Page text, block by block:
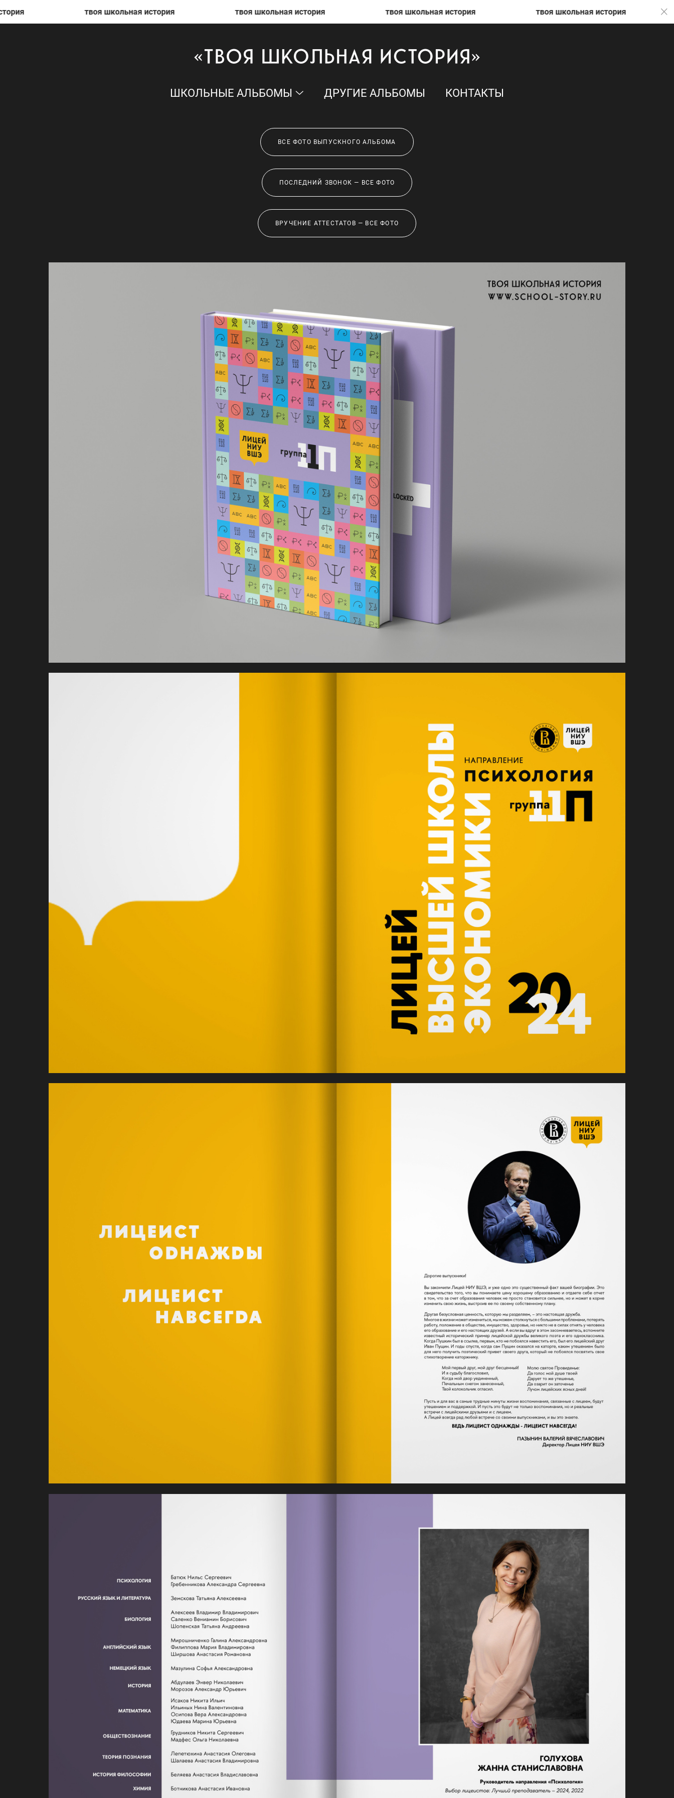
ШКОЛЬНЫЕ АЛЬБОМЫ ДРУГИЕ АЛЬБОМЫ КОНТАКТЫ
ВСЕ ФОТО ВЫПУСКНОГО АЛЬБОМА
ПОСЛЕДНИЙ ЗВОНОК — ВСЕ ФОТО
ВРУЧЕНИЕ АТТЕСТАТОВ — ВСЕ ФОТО
твоя школьная история твоя школьная история твоя школьная история твоя школьная история